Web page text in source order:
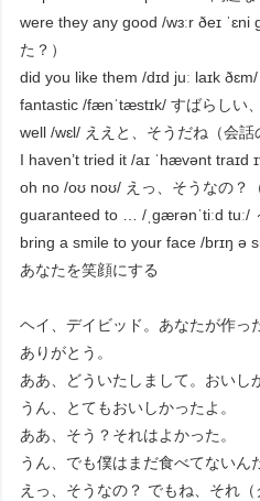
were they any good /wɜːr ðeɪ
た？）
did you like them /dɪd juː laɪk
fantastic /fænˈtæstɪk/ すばらしい
well /wɛl/ ええと、そうだね（会話
I haven’t tried it /aɪ ˈhævənt traɪd
oh no /oʊ noʊ/ えっ、そうなの？
guaranteed to … /ˌɡærənˈtiːd tuː/
bring a smile to your face /brɪŋ ə
あなたを笑顔にする
ヘイ、デイビッド。あなたが作っ
ありがとう。
ああ、どういたしまして。おいし
うん、とてもおいしかったよ。
ああ、そう？それはよかった。
うん、でも僕はまだ食べてないん
えっ、そうなの？ でもね、それ